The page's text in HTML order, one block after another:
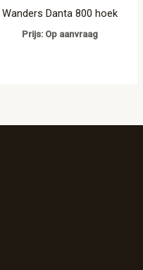
Wanders Danta 800 hoek
Prijs: Op aanvraag